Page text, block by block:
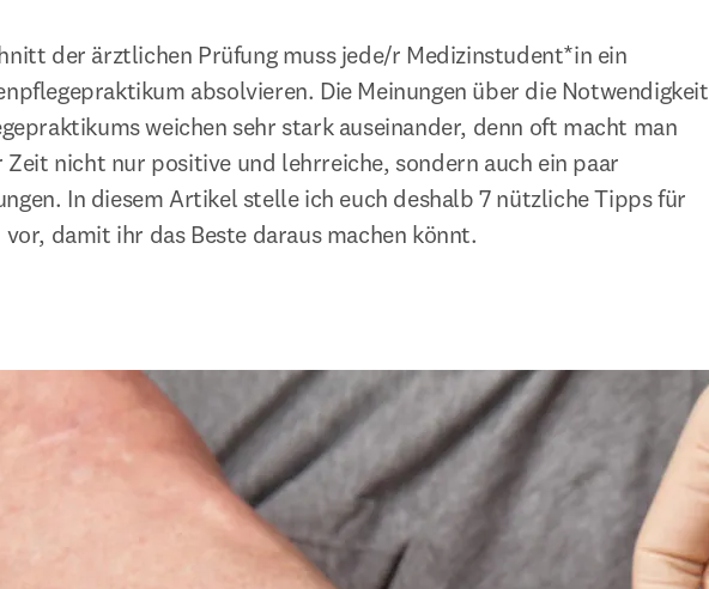
der ärztlichen Prüfung muss jede/r Medizinstudent*in ein
absolvieren. Die Meinungen über die Notwendigkeit
weichen sehr stark auseinander, denn oft macht man
Zeit nicht nur positive und lehrreiche, sondern auch ein paar
In diesem Artikel stelle ich euch deshalb 7 nützliche Tipps für
damit ihr das Beste daraus machen könnt.